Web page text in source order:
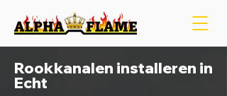
Rookkanalen installeren in
Echt